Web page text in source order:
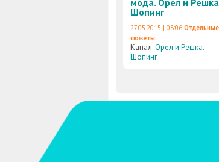
мода. Орел и
Шопинг
27.05.2015 | 08:06 Отдельные
сюжеты
Канал:Орел и Решка.
Шопинг